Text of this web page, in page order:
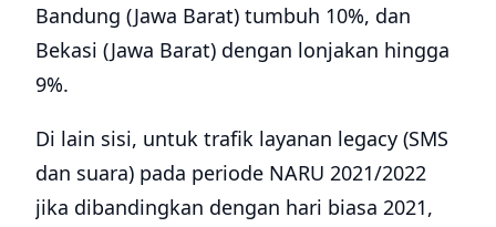
Bandung (Jawa Barat) tumbuh 10%, dan
Bekasi (Jawa Barat) dengan lonjakan hingga
9%.
Di lain sisi, untuk trafik layanan legacy (SMS
dan suara) pada periode NARU 2021/2022
jika dibandingkan dengan hari biasa 2021,